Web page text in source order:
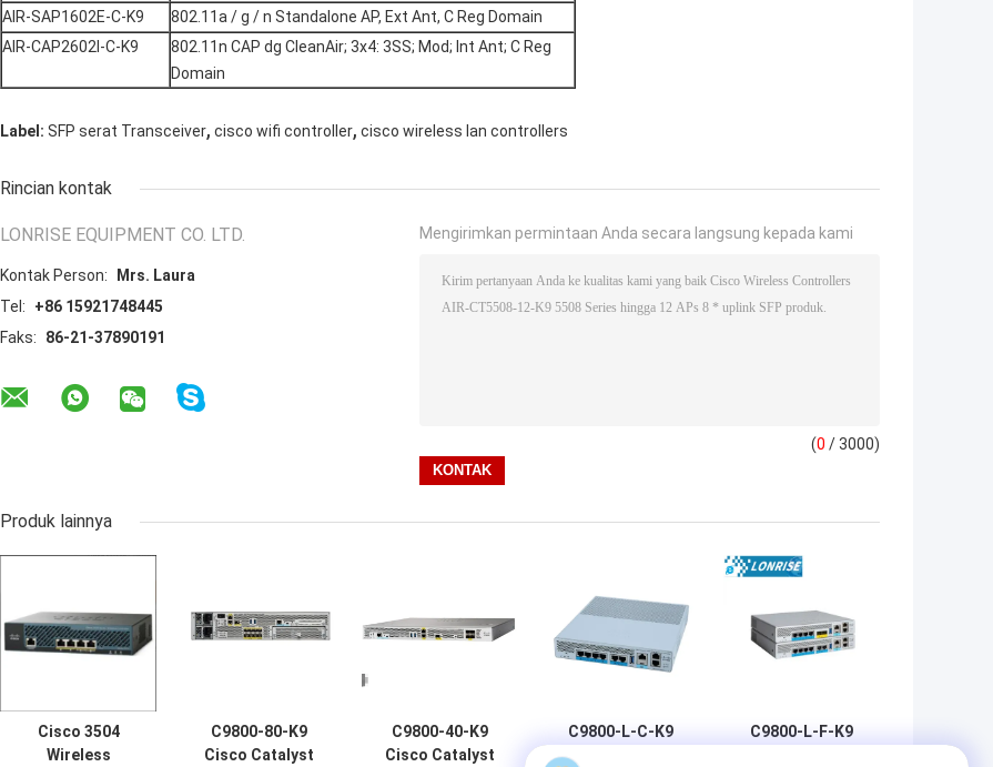
AIR-SAP1602E-C-K9
802.11a / g / n Standalone AP, Ext Ant, C Reg Domain
AIR-CAP2602I-C-K9
802.11n CAP dg CleanAir; 3x4: 3SS; Mod; Int Ant; C Reg
Domain
Label: SFP serat Transceiver, cisco wifi controller, cisco wireless lan controllers
Rincian kontak
LONRISE EQUIPMENT CO. LTD.
Kontak Person:
Mrs. Laura
Tel:
+86 15921748445
Faks:
86-21-37890191
Mengirimkan permintaan Anda secara langsung kepada kami
(0 / 3000)
Produk lainnya
Cisco 3504
Wireless
C9800-80-K9
Cisco Catalyst
C9800-40-K9
Cisco Catalyst
C9800-L-C-K9
Cisco Catalyst
C9800-L-F-K9